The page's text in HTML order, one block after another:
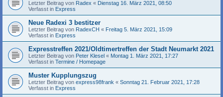
Letzter Beitrag von Radex « Dienstag 16. März 2021, 08:50
Verfasst in Express
Neue Radexi 3 bestitzer
Letzter Beitrag von RadexCH « Freitag 5. März 2021, 15:09
Verfasst in Express
Expresstreffen 2021/Oldtimertreffen der Stadt Neumarkt 2021
Letzter Beitrag von Peter Klesel « Montag 1. März 2021, 17:27
Verfasst in Termine / Homepage
Muster Kupplungszug
Letzter Beitrag von express98frank « Sonntag 21. Februar 2021, 17:28
Verfasst in Express